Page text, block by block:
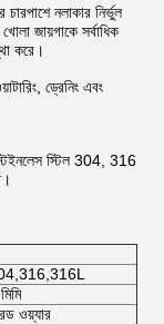
নলাকার নির্ভুল
জায়গাকে সর্বাধিক
করে।
ড্রেনিং এবং
স্টিল 304, 316
ওয়্যার